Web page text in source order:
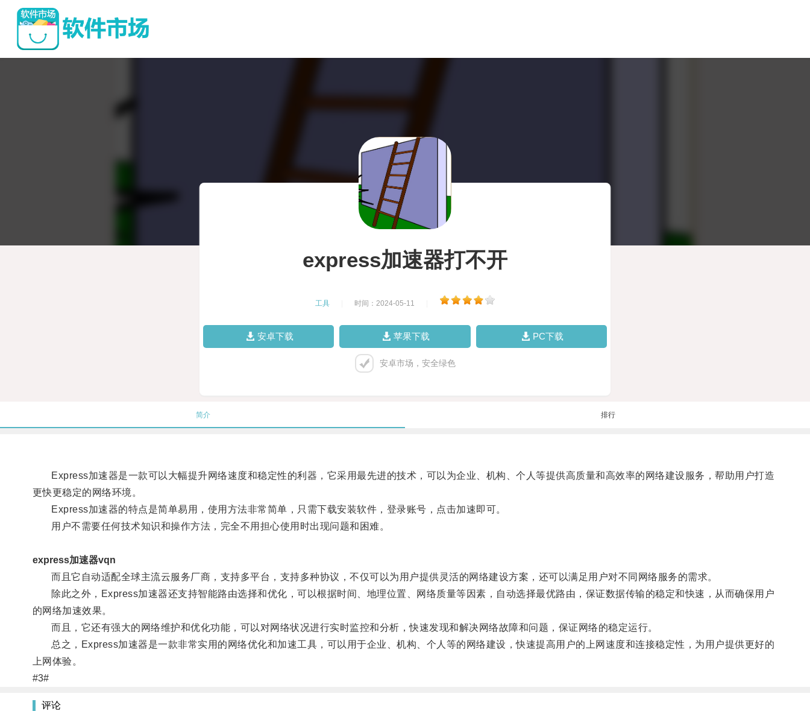
express加速器打不开
工具 时间：2024-05-11
安卓下载 苹果下载 PC下载
安卓市场，安全绿色
简介 排行
Express加速器是一款可以大幅提升网络速度和稳定性的利器，它采用最先进的技术，可以为企业、机构、个人等提供高质量和高效率的网络建设服务，帮助用户打造
更快更稳定的网络环境。
Express加速器的特点是简单易用，使用方法非常简单，只需下载安装软件，登录账号，点击加速即可。
用户不需要任何技术知识和操作方法，完全不用担心使用时出现问题和困难。
express加速器vqn
而且它自动适配全球主流云服务厂商，支持多平台，支持多种协议，不仅可以为用户提供灵活的网络建设方案，还可以满足用户对不同网络服务的需求。
除此之外，Express加速器还支持智能路由选择和优化，可以根据时间、地理位置、网络质量等因素，自动选择最优路由，保证数据传输的稳定和快速，从而确保用户
的网络加速效果。
而且，它还有强大的网络维护和优化功能，可以对网络状况进行实时监控和分析，快速发现和解决网络故障和问题，保证网络的稳定运行。
总之，Express加速器是一款非常实用的网络优化和加速工具，可以用于企业、机构、个人等的网络建设，快速提高用户的上网速度和连接稳定性，为用户提供更好的
上网体验。
#3#
评论